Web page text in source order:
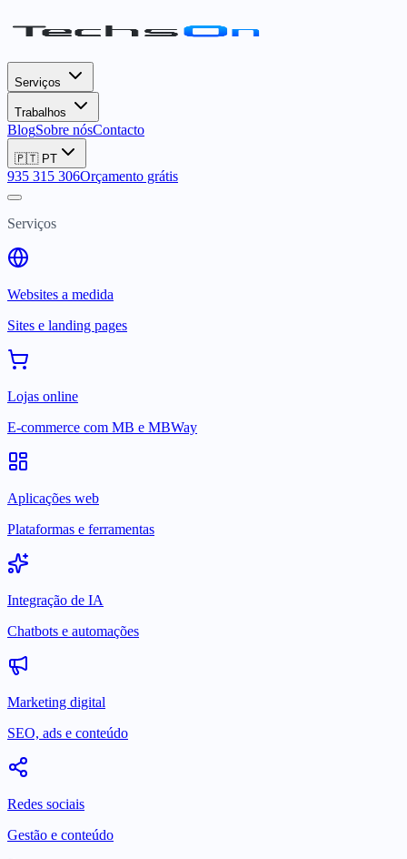
Serviços
Trabalhos
BlogSobre nósContacto
🇵🇹 PT
935 315 306Orçamento grátis
Serviços
Websites a medida
Sites e landing pages
Lojas online
E-commerce com MB e MBWay
Aplicações web
Plataformas e ferramentas
Integração de IA
Chatbots e automações
Marketing digital
SEO, ads e conteúdo
Redes sociais
Gestão e conteúdo